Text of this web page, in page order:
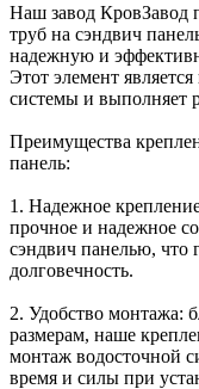
Наш завод КровЗавод
труб на сэндвич
надежную и
Этот элемент
системы и выполняет
Преимущества
панель:
1. Надежное
прочное и надежное
сэндвич панелью, что
долговечность.
2. Удобство монтажа:
размерам, наше
монтаж водосточной
время и силы при